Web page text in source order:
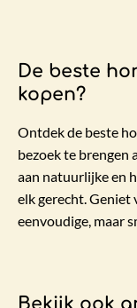
De beste
kopen?
Ontdek de beste
bezoek te brengen
aan natuurlijke en
elk gerecht. Geniet
eenvoudige, maar